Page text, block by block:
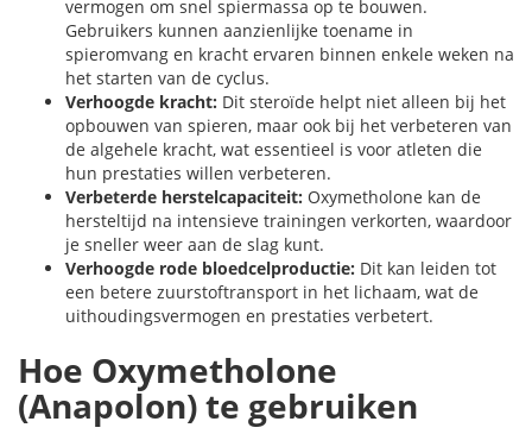
vermogen om snel spiermassa op te bouwen.
Gebruikers kunnen aanzienlijke toename in
spieromvang en kracht ervaren binnen enkele weken na
het starten van de cyclus.
Verhoogde kracht: Dit steroïde helpt niet alleen bij het
opbouwen van spieren, maar ook bij het verbeteren van
de algehele kracht, wat essentieel is voor atleten die
hun prestaties willen verbeteren.
Verbeterde herstelcapaciteit: Oxymetholone kan de
hersteltijd na intensieve trainingen verkorten, waardoor
je sneller weer aan de slag kunt.
Verhoogde rode bloedcelproductie: Dit kan leiden tot
een betere zuurstoftransport in het lichaam, wat de
uithoudingsvermogen en prestaties verbetert.
Hoe Oxymetholone
(Anapolon) te gebruiken